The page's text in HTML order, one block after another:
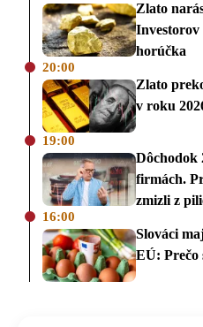
Zlato
Investorov
horúčka
20:00
Zlato
v roku
19:00
Dôchodok
firmách.
zmizli z
16:00
Slováci
EÚ: Prečo